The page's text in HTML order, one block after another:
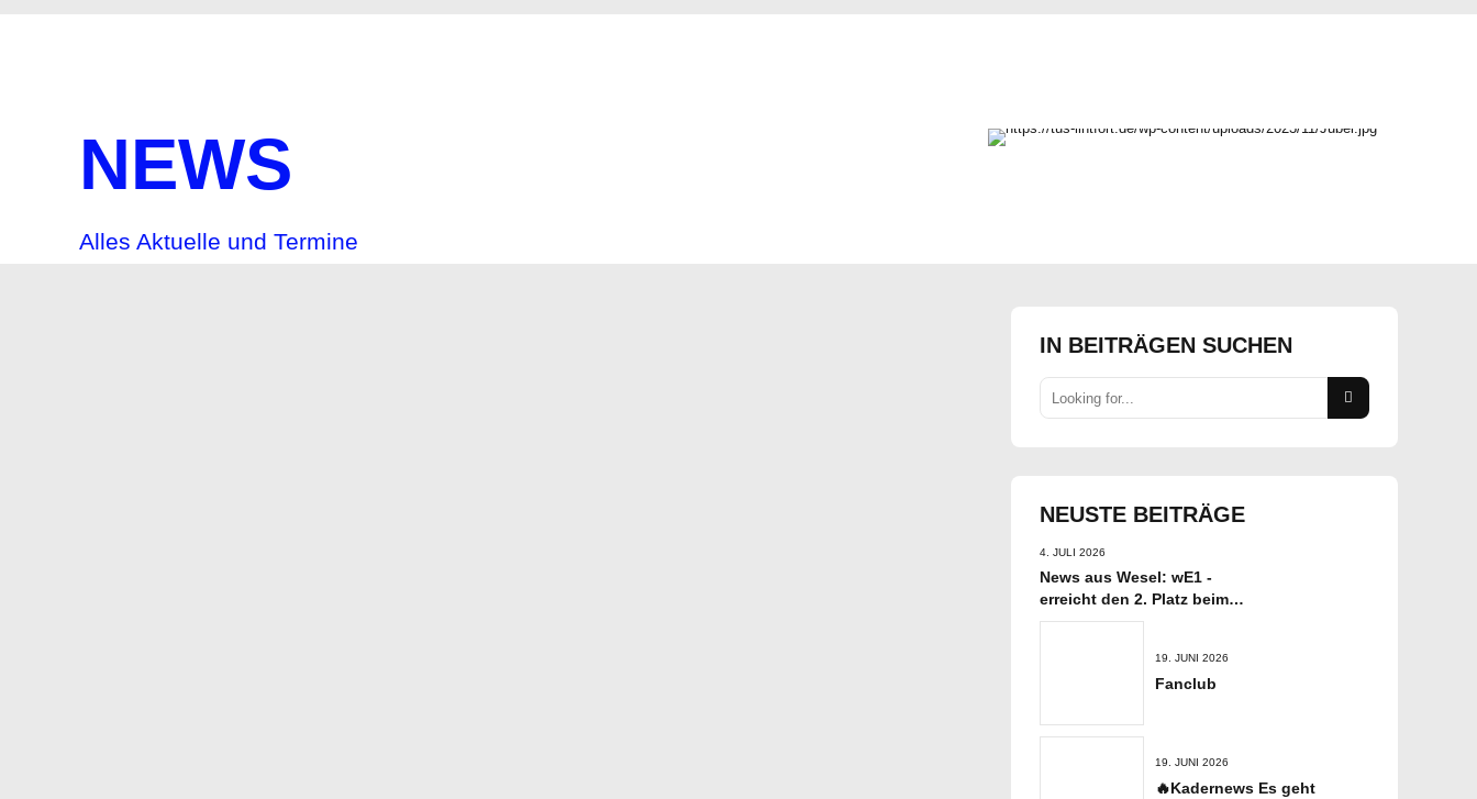
NEWS
Alles Aktuelle und Termine
IN BEITRÄGEN SUCHEN
NEUSTE BEITRÄGE
4. JULI 2026
News aus Wesel: wE1 -
erreicht den 2. Platz beim
Beachturnier
19. JUNI 2026
Fanclub
19. JUNI 2026
🔥Kadernews Es geht